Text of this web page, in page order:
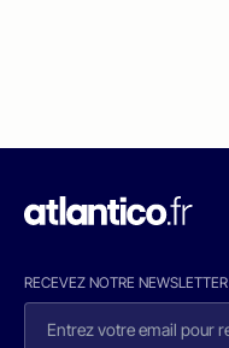
RECEVEZ NOTRE NEWSLETTER